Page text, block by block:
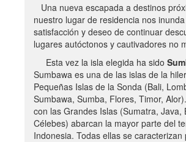
Una nueva escapada a destinos
nuestro lugar de residencia nos
satisfacción y deseo de continuar
lugares autóctonos y cautivadores no
Esta vez la isla elegida ha sido
Sumbawa es una de las islas de la
Pequeñas Islas de la Sonda (Bali,
Sumbawa, Sumba, Flores, Timor,
con las Grandes Islas (Sumatra, Java,
Célebes) abarcan la mayor parte del
Indonesia. Todas ellas se